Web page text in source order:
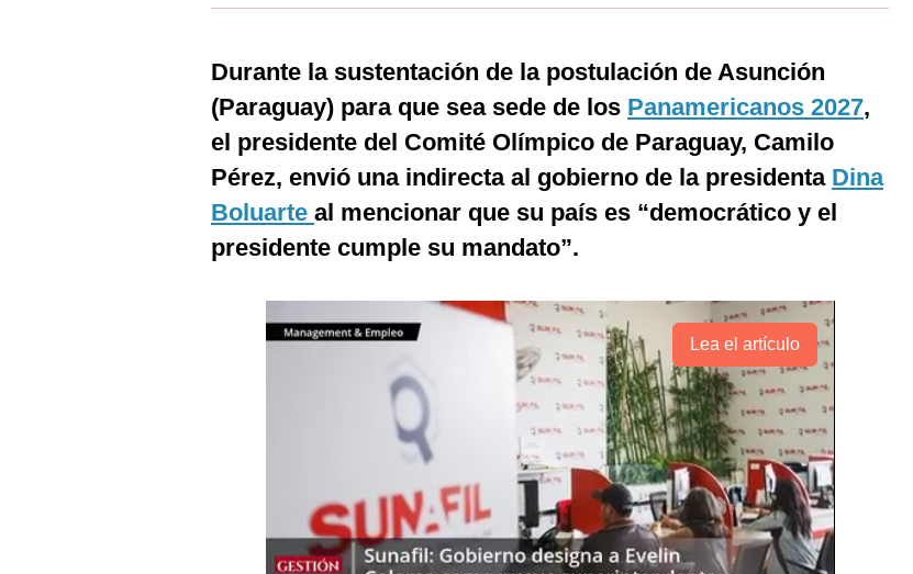
Durante la sustentación de la postulación de Asunción
(Paraguay) para que sea sede de los Panamericanos 2027,
el presidente del Comité Olímpico de Paraguay, Camilo
Pérez, envió una indirecta al gobierno de la presidenta Dina
Boluarte al mencionar que su país es “democrático y el
presidente cumple su mandato”.
Lea el artículo